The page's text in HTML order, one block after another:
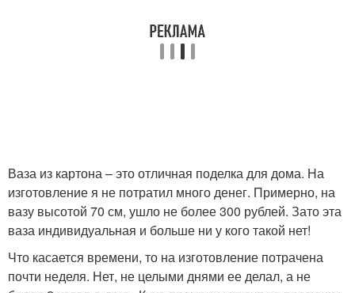
Ваза из картона – это отличная поделка для дома. На
изготовление я не потратил много денег. Примерно, на
вазу высотой 70 см, ушло не более 300 рублей. Зато эта
ваза индивидуальная и больше ни у кого такой нет!
Что касается времени, то на изготовление потрачена
почти неделя. Нет, не целыми днями ее делал, а не